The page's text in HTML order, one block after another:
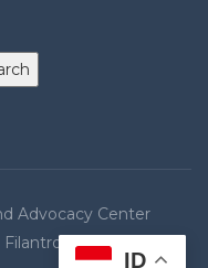
Advocacy Center
dan
ID